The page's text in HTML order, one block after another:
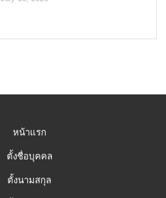
หน้าแรก
ตั้งชื่อบุคคล
ตั้งนามสกุล